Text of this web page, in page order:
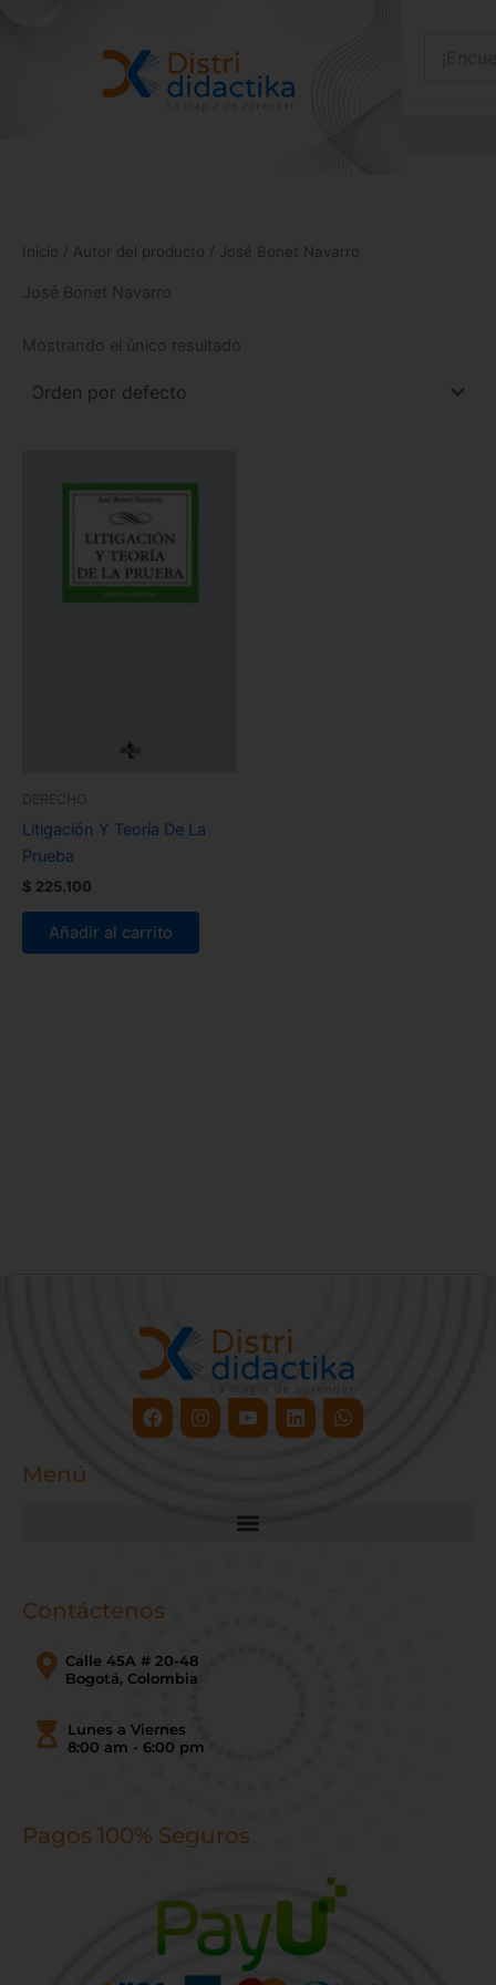
Inicio / Autor del producto / José Bonet Navarro
José Bonet Navarro
Mostrando el único resultado
DERECHO
Litigación Y Teoría De La
Prueba
$ 225.100
Añadir al carrito
FacebookInstagram
YoutubeLinkedinWhatsapp
Menú
Contáctenos
Calle 45A # 20-48
Bogotá, Colombia
Lunes a Viernes
8:00 am - 6:00 pm
Pagos 100% Seguros